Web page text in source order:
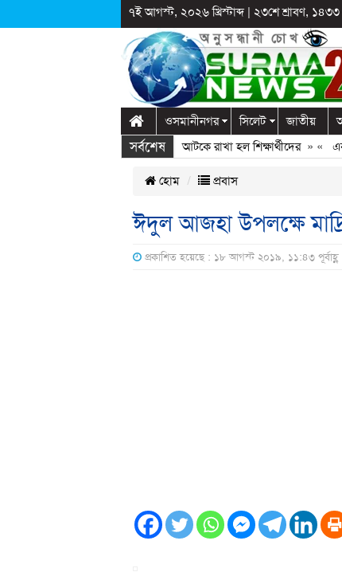
৭ই আগস্ট, ২০২৬ খ্রিস্টাব্দ| ২৩শে শ্রাবণ, ১৪৩৩
ওসমানীনগর সিলেট জাতীয়
সর্বশেষ
স্কুলে দুপ্রক’র অনুষ্ঠান: ছুটির পরও আটকে রাখা হল শিক্ষার্থীদের» « এক
হোম প্রবাস
ঈদুল আজহা উপলক্ষে
প্রকাশিত হয়েছে : ১৮ আগস্ট ২০১৯, ১১:৪৩ পূর্বাহ্ণ